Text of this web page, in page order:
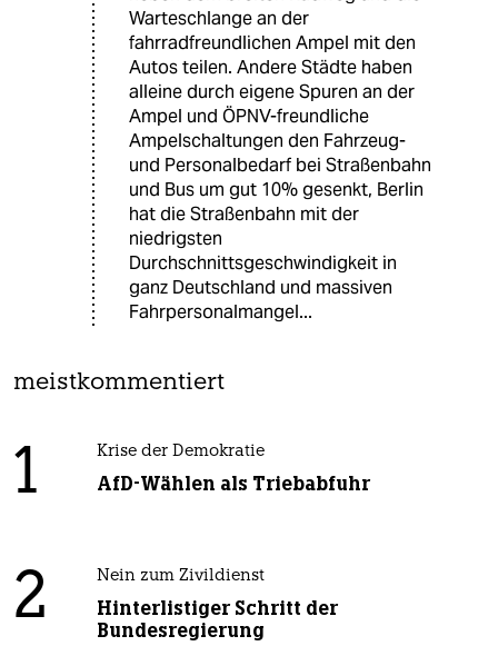
Warteschlange an der
fahrradfreundlichen Ampel mit den
Autos teilen. Andere Städte haben
alleine durch eigene Spuren an der
Ampel und ÖPNV-freundliche
Ampelschaltungen den Fahrzeug-
und Personalbedarf bei Straßenbahn
und Bus um gut 10% gesenkt, Berlin
hat die Straßenbahn mit der
niedrigsten
Durchschnittsgeschwindigkeit in
ganz Deutschland und massiven
Fahrpersonalmangel...
meistkommentiert
1 Krise der Demokratie
AfD-Wählen als Triebabfuhr
2 Nein zum Zivildienst
Hinterlistiger Schritt der
Bundesregierung